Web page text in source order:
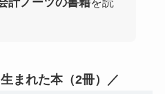
まれた本（2冊）／